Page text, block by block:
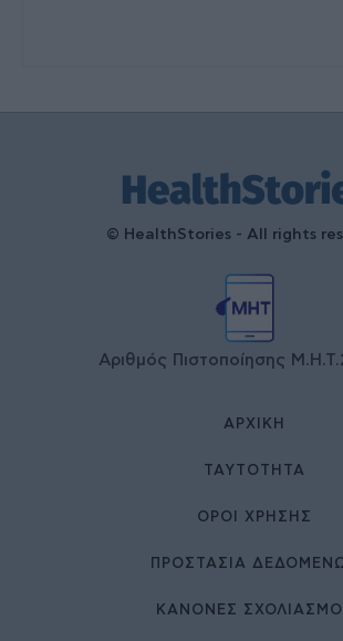
© HealthStories - All rights
Αριθμός Πιστοποίησης
ΑΡΧΙΚΉ
ΤΑΥΤΌΤΗΤΑ
ΌΡΟΙ ΧΡΉΣΗΣ
ΠΡΟΣΤΑΣΙΑ
ΚΑΝΟΝΕΣ